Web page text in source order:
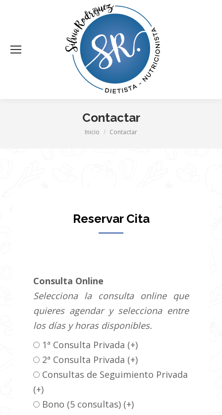
Contactar
Estás aquí:
Inicio Contactar
Reservar Cita
Consulta Online
Selecciona la consulta online que
quieres agendar y selecciona entre
los días y horas disponibles.
1ª Consulta Privada (+)
2ª Consulta Privada (+)
Consultas de Seguimiento Privada
(+)
Bono (5 consultas) (+)